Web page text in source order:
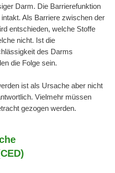
Darm. Die Barrierefunktion
Als Barriere zwischen der
entschieden, welche Stoffe
nicht. Ist die
des Darms
die Folge sein.
ist als Ursache aber nicht
Vielmehr müssen
gezogen werden.